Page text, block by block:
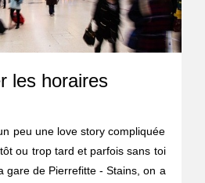
les horaires
peu une love story compliquée
ou trop tard et parfois sans toi
gare de Pierrefitte - Stains, on a